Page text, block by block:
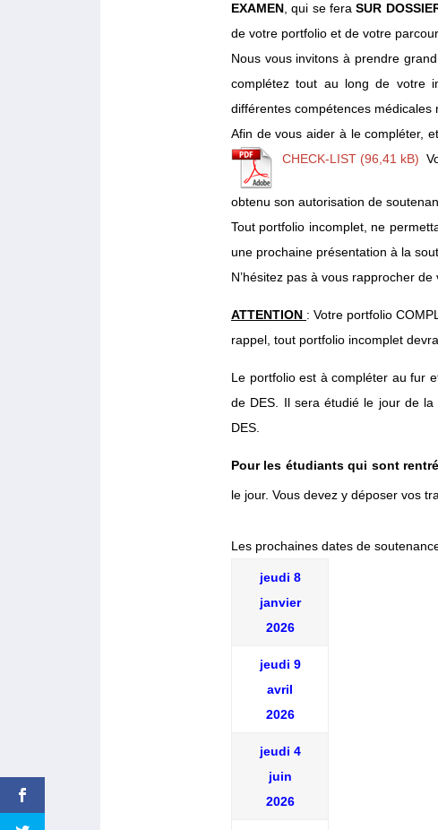
EXAMEN , qui se feraSUR
de votre portfolio et de votre
Nous vous invitons à prendre
complétez tout au long de votre
différentes compétences médicales
Afin de vous aider à le compléter,
CHECK-LIST
obtenu son autorisation de
Tout portfolio incomplet, ne
une prochaine présentation à la
N’hésitez pas à vous rapprocher
ATTENTION : Votre portfolio
rappel, tout portfolio incomplet
Le portfolio est à compléter au fur
de DES. Il sera étudié le jour de
DES.
Pour les étudiants qui sont
le jour. Vous devez y déposer vos
Les prochaines dates de
jeudi 8
janvier
2026
jeudi 9
avril
2026
jeudi 4
juin
2026